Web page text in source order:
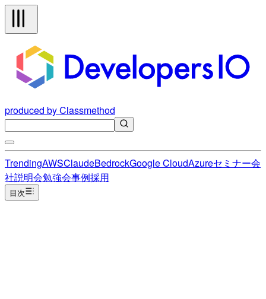
produced by Classmethod
TrendingAWSClaudeBedrockGoogle CloudAzureセミナー会
社説明会勉強会事例採用
目次